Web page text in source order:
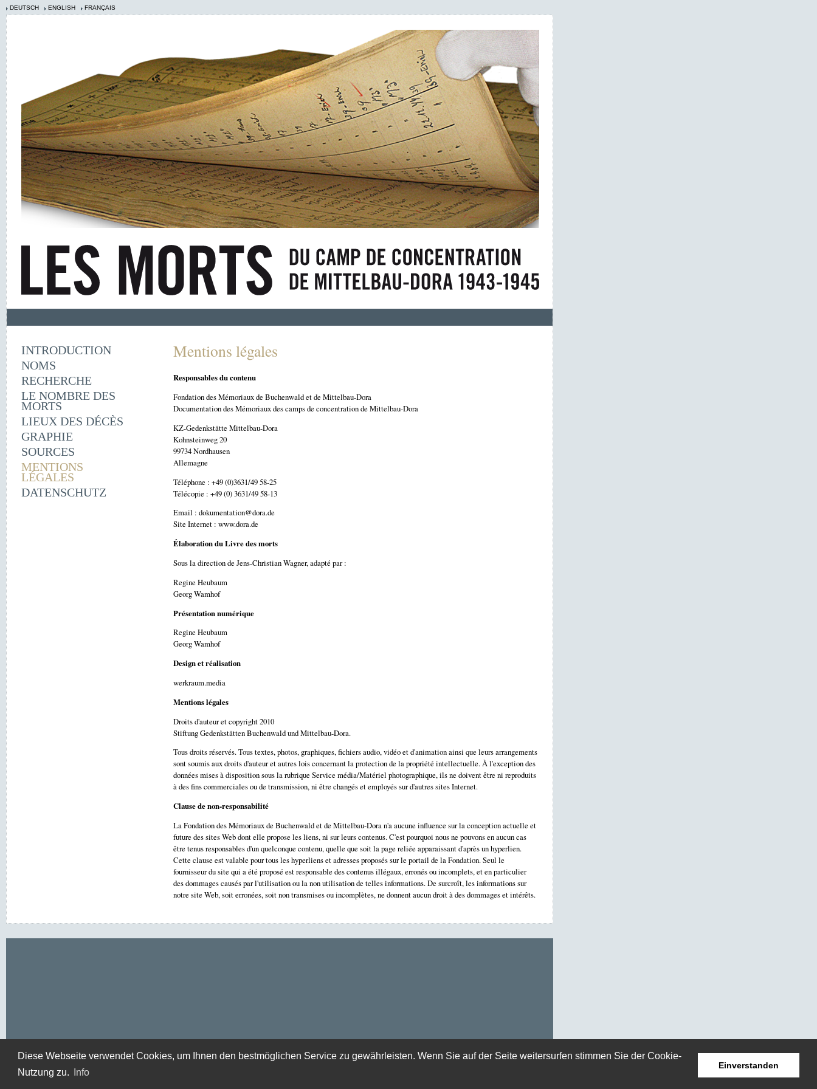
Diese Webseite verwendet Cookies, um Ihnen den bestmöglichen Service zu gewährleisten. Wenn Sie auf der Seite weitersurfen stimmen Sie der Cookie-
Nutzung zu.
Info
Einverstanden
DEUTSCH ENGLISH FRANÇAIS
INTRODUCTION
NOMS
RECHERCHE
LE NOMBRE DES
MORTS
LIEUX DES DÉCÈS
GRAPHIE
SOURCES
MENTIONS
LÉGALES
DATENSCHUTZ
Mentions légales
Responsables du contenu
Fondation des Mémoriaux de Buchenwald et de Mittelbau-Dora
Documentation des Mémoriaux des camps de concentration de Mittelbau-Dora
KZ-Gedenkstätte Mittelbau-Dora
Kohnsteinweg 20
99734 Nordhausen
Allemagne
Téléphone : +49 (0)3631/49 58-25
Télécopie : +49 (0) 3631/49 58-13
Email : dokumentation@dora.de
Site Internet : www.dora.de
Élaboration du Livre des morts
Sous la direction de Jens-Christian Wagner, adapté par :
Regine Heubaum
Georg Wamhof
Présentation numérique
Regine Heubaum
Georg Wamhof
Design et réalisation
werkraum.media
Mentions légales
Droits d'auteur et copyright 2010
Stiftung Gedenkstätten Buchenwald und Mittelbau-Dora.
Tous droits réservés. Tous textes, photos, graphiques, fichiers audio, vidéo et d'animation ainsi que leurs arrangements
sont soumis aux droits d'auteur et autres lois concernant la protection de la propriété intellectuelle. À l'exception des
données mises à disposition sous la rubrique Service média/Matériel photographique, ils ne doivent être ni reproduits
à des fins commerciales ou de transmission, ni être changés et employés sur d'autres sites Internet.
Clause de non-responsabilité
La Fondation des Mémoriaux de Buchenwald et de Mittelbau-Dora n'a aucune influence sur la conception actuelle et
future des sites Web dont elle propose les liens, ni sur leurs contenus. C'est pourquoi nous ne pouvons en aucun cas
être tenus responsables d'un quelconque contenu, quelle que soit la page reliée apparaissant d'après un hyperlien.
Cette clause est valable pour tous les hyperliens et adresses proposés sur le portail de la Fondation. Seul le
fournisseur du site qui a été proposé est responsable des contenus illégaux, erronés ou incomplets, et en particulier
des dommages causés par l'utilisation ou la non utilisation de telles informations. De surcroît, les informations sur
notre site Web, soit erronées, soit non transmises ou incomplètes, ne donnent aucun droit à des dommages et intérêts.